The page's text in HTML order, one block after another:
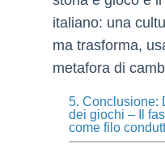
italiano: una
ma trasforma,
metafora di
5. Conclusione:
dei giochi – Il
come filo